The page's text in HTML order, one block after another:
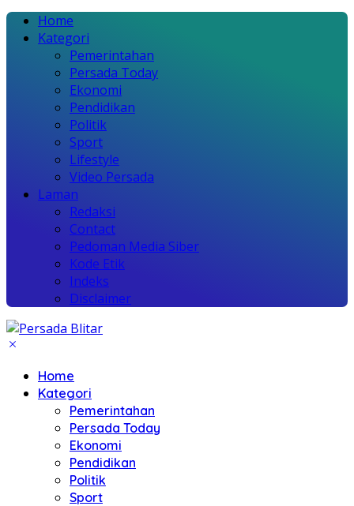
Home
Kategori
Pemerintahan
Persada Today
Ekonomi
Pendidikan
Politik
Sport
Lifestyle
Video Persada
Laman
Redaksi
Contact
Pedoman Media Siber
Kode Etik
Indeks
Disclaimer
Home
Kategori
Pemerintahan
Persada Today
Ekonomi
Pendidikan
Politik
Sport